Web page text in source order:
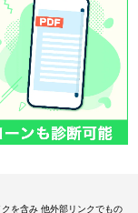
を含み 他外部リンクでもの